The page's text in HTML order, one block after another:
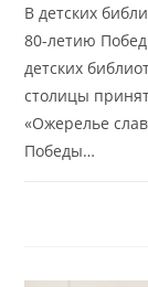
В детских
80-летию
детских
столицы
«Ожерелье
Победы…